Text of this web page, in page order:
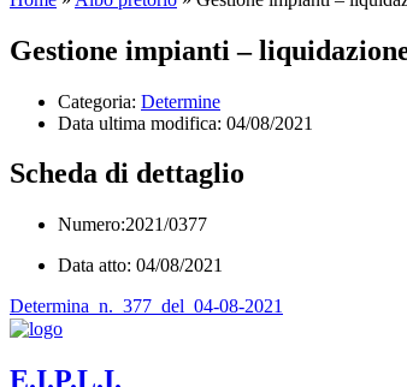
Gestione impianti –
Categoria: Determine
Data ultima modifica: 04/08/2021
Scheda di dettaglio
Numero:2021/0377
Data atto: 04/08/2021
Determina_n._377_del_04-08-2021
E.I.P.L.I.